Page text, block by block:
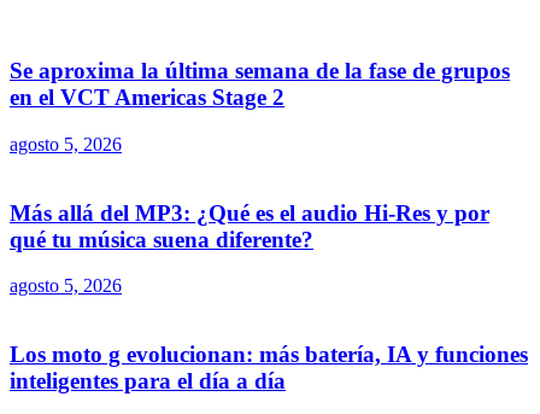
Se aproxima la última semana de la fase de grupos
en el VCT Americas Stage 2
agosto 5, 2026
Más allá del MP3: ¿Qué es el audio Hi-Res y por
qué tu música suena diferente?
agosto 5, 2026
Los moto g evolucionan: más batería, IA y funciones
inteligentes para el día a día